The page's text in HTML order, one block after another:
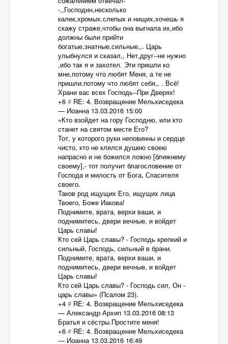
-,,Господин,несколько
калек,хромых.слепых и нищих,хочешь я
скажу страже,чтобы она выгнала их,ибо
должны были прийти
богатые,знатные,сильные,,. Царь
улыбнулся и сказал,, Нет,друг--не нужно
,ибо так я и захотел. Эти пришли ко
мне,потому что любят Меня, а те не
пришли.потому что любят себя,, . Всё!
Храни вас всех Господь--При Дверях!
+6 # RE: 4. Возвращение Мельхиседека
— Иоанна 13.03.2016 15:00
«Кто взойдет на гору Господню, или кто
станет на святом месте Его?
Тот, у которого руки неповинны и сердце
чисто, кто не клялся душею своею
напрасно и не божился ложно [ближнему
своему],- тот получит благословение от
Господа и милость от Бога, Спасителя
своего.
Таков род ищущих Его, ищущих лица
Твоего, Боже Иакова!
Поднимите, врата, верхи ваши, и
поднимитесь, двери вечные, и войдет
Царь славы!
Кто сей Царь славы? - Господь крепкий и
сильный, Господь, сильный в брани.
Поднимите, врата, верхи ваши, и
поднимитесь, двери вечные, и войдет
Царь славы!
Кто сей Царь славы? - Господь сил, Он -
царь славы» (Псалом 23).
+4 # RE: 4. Возвращение Мельхиседека
— Александр Архип 13.03.2016 08:13
Братья и сёстры.Простите меня!
+6 # RE: 4. Возвращение Мельхиседека
— Иоанна 13.03.2016 16:49